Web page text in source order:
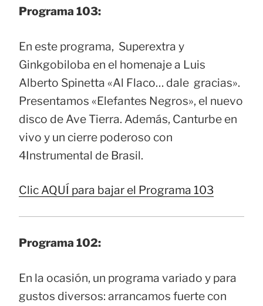
Programa 103:
En este programa, Superextra y
Ginkgobiloba en el homenaje a Luis
Alberto Spinetta «Al Flaco… dale gracias».
Presentamos «Elefantes Negros», el nuevo
disco de Ave Tierra. Además, Canturbe en
vivo y un cierre poderoso con
4Instrumental de Brasil.
Clic AQUÍ para bajar el Programa 103
Programa 102:
En la ocasión, un programa variado y para
gustos diversos: arrancamos fuerte con